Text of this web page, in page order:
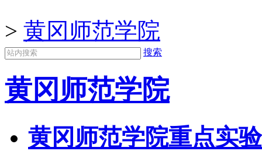
> 黄冈师范学院
搜索
黄冈师范学院
黄冈师范学院重点实